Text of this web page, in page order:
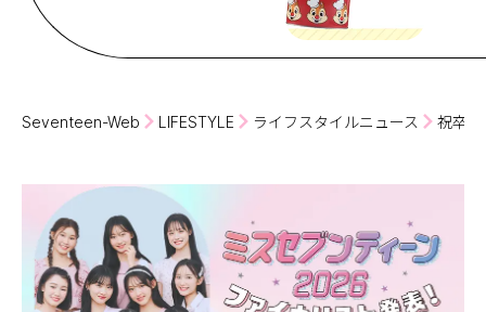
Seventeen-Web LIFESTYLE ライフスタイルニュース 祝卒